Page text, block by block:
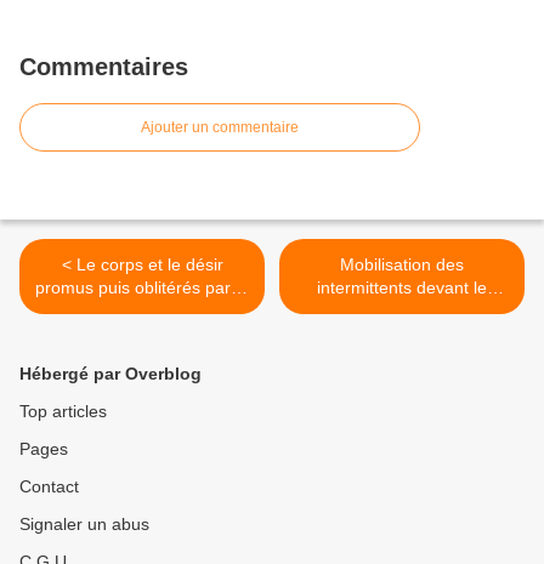
Commentaires
Ajouter un commentaire
< Le corps et le désir
promus puis oblitérés par le
féminisme
Mobilisation des
intermittents devant le
ministère de la culture lundi
Hébergé par Overblog
Top articles
Pages
Contact
Signaler un abus